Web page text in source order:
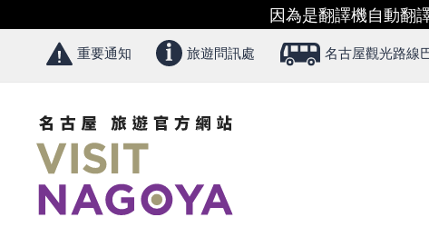
因為是翻譯機自動翻
重要通知 旅遊問訊處 名古屋觀光路線